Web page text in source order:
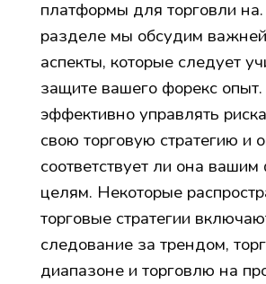
платформы для торговли
разделе мы обсудим
аспекты, которые следует
защите вашего форекс
эффективно управлять
свою торговую стратегию и
соответствует ли она
целям. Некоторые
торговые стратегии
следование за трендом,
диапазоне и торговлю на